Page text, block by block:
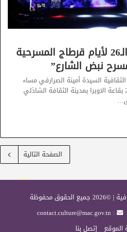
افتتاح الدورة الـ26 لأيام قرطاج المسرحية
نبض الشارع”
السيدة أمينة الصرارفي مساء
السبت 22 نوفمبر 2025 بقاعة الاوبرا بمدينة الثقافة الشاذلي
الصفحة التالية
محفوظة
: contact.culture@mac.gov.tn
الموقع
إتصل بنا